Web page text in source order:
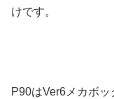
けです。
P90はVer6メカボ